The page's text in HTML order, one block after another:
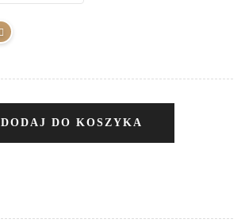
DODAJ DO KOSZYKA